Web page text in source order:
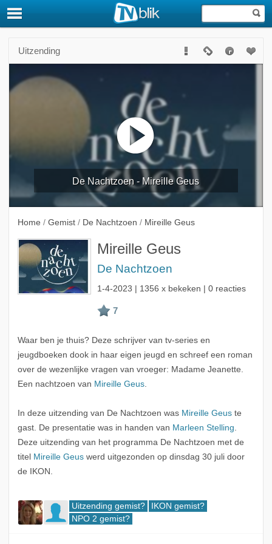
Uitzending
De Nachtzoen - Mireille Geus
Home / Gemist / De Nachtzoen / Mireille Geus
Mireille Geus
De Nachtzoen
1-4-2023 | 1356 x bekeken | 0 reacties
Waar ben je thuis? Deze schrijver van tv-series en
jeugdboeken dook in haar eigen jeugd en schreef een roman
over de wezenlijke vragen van vroeger: Madame Jeanette.
Een nachtzoen van Mireille Geus.
In deze uitzending van De Nachtzoen was Mireille Geuste
gast. De presentatie was in handen van Marleen Stelling.
Deze uitzending van het programma De Nachtzoen met de
titel
Mireille Geuswerd uitgezonden op dinsdag 30 juli door
de IKON.
Uitzending gemist?
IKON gemist?
NPO 2 gemist?